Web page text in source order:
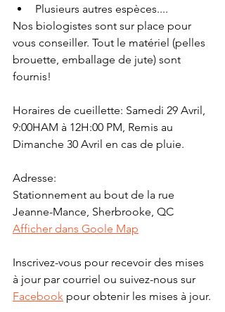
Plusieurs autres espèces....
Nos biologistes sont sur place pour
vous conseiller. Tout le matériel (pelles
brouette, emballage de jute) sont
fournis!
Horaires de cueillette: Samedi 29 Avril,
9:00HAM à 12H:00 PM, Remis au
Dimanche 30 Avril en cas de pluie.
Adresse:
Stationnement au bout de la rue
Jeanne-Mance, Sherbrooke, QC
Afficher dans Goole Map
Inscrivez-vous pour recevoir des mises
à jour par courriel ou suivez-nous sur
Facebook pour obtenir les mises à jour.